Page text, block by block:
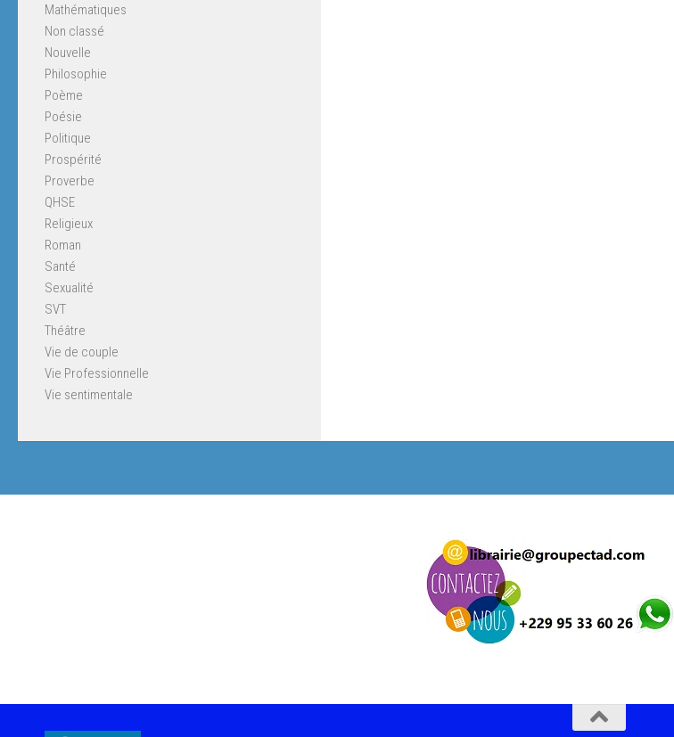
Mathématiques
Non classé
Nouvelle
Philosophie
Poème
Poésie
Politique
Prospérité
Proverbe
QHSE
Religieux
Roman
Santé
Sexualité
SVT
Théâtre
Vie de couple
Vie Professionnelle
Vie sentimentale